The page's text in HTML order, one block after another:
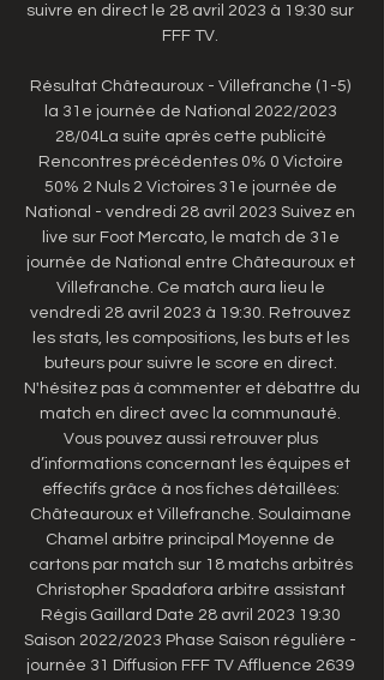
suivre en direct le 28 avril 2023 à 19:30 sur
FFF TV.
Résultat Châteauroux - Villefranche (1-5)
la 31e journée de National 2022/2023
28/04La suite après cette publicité
Rencontres précédentes 0% 0 Victoire
50% 2 Nuls 2 Victoires 31e journée de
National - vendredi 28 avril 2023 Suivez en
live sur Foot Mercato, le match de 31e
journée de National entre Châteauroux et
Villefranche. Ce match aura lieu le
vendredi 28 avril 2023 à 19:30. Retrouvez
les stats, les compositions, les buts et les
buteurs pour suivre le score en direct.
N'hésitez pas à commenter et débattre du
match en direct avec la communauté.
Vous pouvez aussi retrouver plus
d’informations concernant les équipes et
effectifs grâce à nos fiches détaillées:
Châteauroux et Villefranche. Soulaimane
Chamel arbitre principal Moyenne de
cartons par match sur 18 matchs arbitrés
Christopher Spadafora arbitre assistant
Régis Gaillard Date 28 avril 2023 19:30
Saison 2022/2023 Phase Saison régulière -
journée 31 Diffusion FFF TV Affluence 2639